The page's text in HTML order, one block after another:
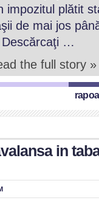
impozitul plătit
de mai jos
Descărcaţi …
the full story »
in